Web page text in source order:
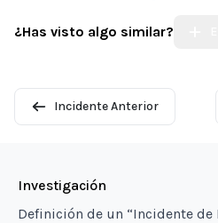
¿Has visto algo similar?
Incidente Anterior
Investigación
Definición de un “Incidente de